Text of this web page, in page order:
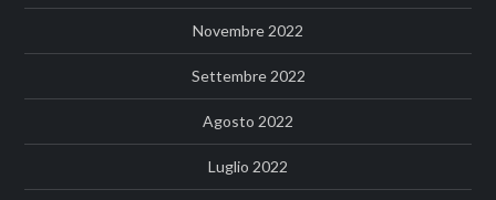
Novembre 2022
Settembre 2022
Agosto 2022
Luglio 2022